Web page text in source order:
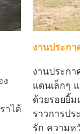
ง
าได้
งานประก
งานประก
แดนเล็กๆ
ด้วยรอยยิ้ม
ราวการปร
รัก ความห